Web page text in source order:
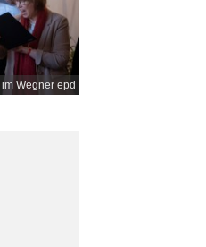
Wegner epd